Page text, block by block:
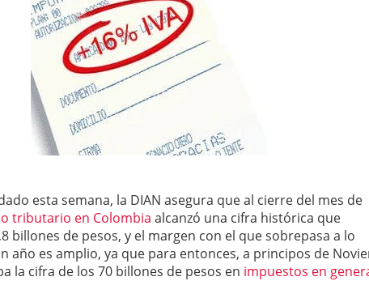
esta semana, la DIAN asegura que al cierre del mes de
tributario en Colombia alcanzó una cifra histórica que
billones de pesos, y el margen con el que sobrepasa a lo
año es amplio, ya que para entonces, a principos de
la cifra de los 70 billones de pesos en impuestos en